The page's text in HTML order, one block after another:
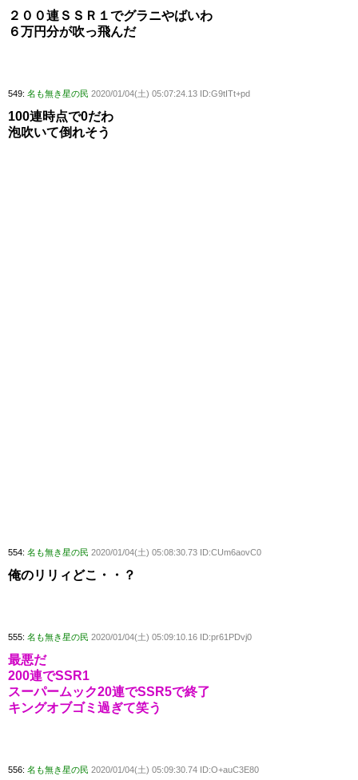
２００連ＳＳＲ１でグラニやばいわ
６万円分が吹っ飛んだ
549: 名も無き星の民 2020/01/04(土) 05:07:24.13 ID:G9tITt+pd
100連時点で0だわ
泡吹いて倒れそう
554: 名も無き星の民 2020/01/04(土) 05:08:30.73 ID:CUm6aovC0
俺のリリィどこ・・？
555: 名も無き星の民 2020/01/04(土) 05:09:10.16 ID:pr61PDvj0
最悪だ
200連でSSR1
スーパームック20連でSSR5で終了
キングオブゴミ過ぎて笑う
556: 名も無き星の民 2020/01/04(土) 05:09:30.74 ID:O+auC3E80